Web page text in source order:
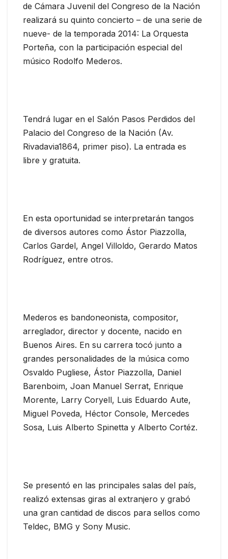
de Cámara Juvenil del Congreso de la Nación
realizará su quinto concierto – de una serie de
nueve- de la temporada 2014: La Orquesta
Porteña, con la participación especial del
músico Rodolfo Mederos.
Tendrá lugar en el Salón Pasos Perdidos del
Palacio del Congreso de la Nación (Av.
Rivadavia1864, primer piso). La entrada es
libre y gratuita.
En esta oportunidad se interpretarán tangos
de diversos autores como Ástor Piazzolla,
Carlos Gardel, Angel Villoldo, Gerardo Matos
Rodríguez, entre otros.
Mederos es bandoneonista, compositor,
arreglador, director y docente, nacido en
Buenos Aires. En su carrera tocó junto a
grandes personalidades de la música como
Osvaldo Pugliese, Ástor Piazzolla, Daniel
Barenboim, Joan Manuel Serrat, Enrique
Morente, Larry Coryell, Luis Eduardo Aute,
Miguel Poveda, Héctor Console, Mercedes
Sosa, Luis Alberto Spinetta y Alberto Cortéz.
Se presentó en las principales salas del país,
realizó extensas giras al extranjero y grabó
una gran cantidad de discos para sellos como
Teldec, BMG y Sony Music.